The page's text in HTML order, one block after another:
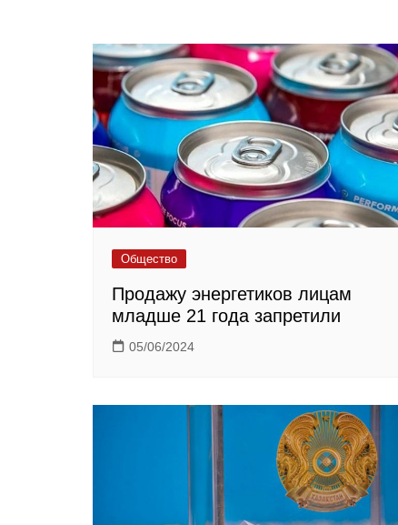
Общество
Продажу энергетиков лицам
младше 21 года запретили
05/06/2024